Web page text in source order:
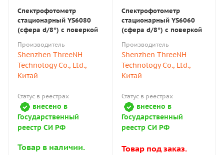
Спектрофотометр
стационарный YS6080
(сфера d/8°) с поверкой
Производитель
Shenzhen ThreeNH
Technology Co., Ltd.,
Китай
Статус в реестрах
внесено в
Государственный
реестр СИ РФ
Товар в наличии.
Спектрофотометр
стационарный YS6060
(сфера d/8°) с поверкой
Производитель
Shenzhen ThreeNH
Technology Co., Ltd.,
Китай
Статус в реестрах
внесено в
Государственный
реестр СИ РФ
Товар под заказ.